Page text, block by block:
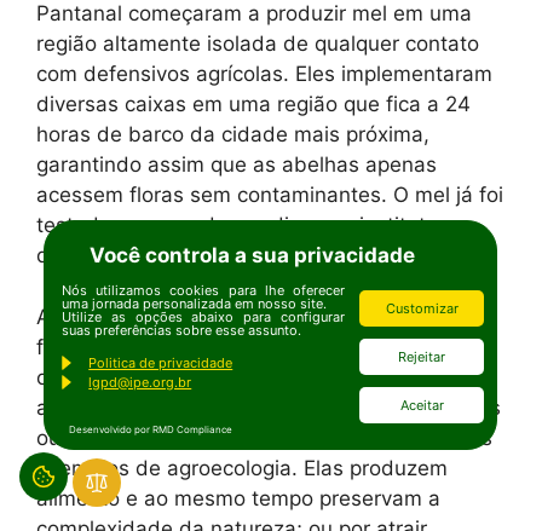
Pantanal começaram a produzir mel em uma
região altamente isolada de qualquer contato
com defensivos agrícolas. Eles implementaram
diversas caixas em uma região que fica a 24
horas de barco da cidade mais próxima,
garantindo assim que as abelhas apenas
acessem floras sem contaminantes. O mel já foi
testado e aprovado por diversos institutos
de
pesquisa.
Ao mesmo tempo, não precisamos ter uma
floresta dentro de casa ou nos mudarmos para
o interior do Pantanal para aderirmos à
agroecologia. Hortas urbanas dentro das casas
ou em espaços públicos podem ser excelentes
exemplos de agroecologia. Elas produzem
alimento e ao mesmo tempo preservam a
Você controla a sua privacidade
Nós utilizamos cookies para lhe oferecer
uma jornada personalizada em nosso site.
Utilize as opções abaixo para configurar
suas preferências sobre esse assunto.
Politica de privacidade
lgpd@ipe.org.br
Customizar
Rejeitar
Aceitar
Desenvolvido por RMD Compliance